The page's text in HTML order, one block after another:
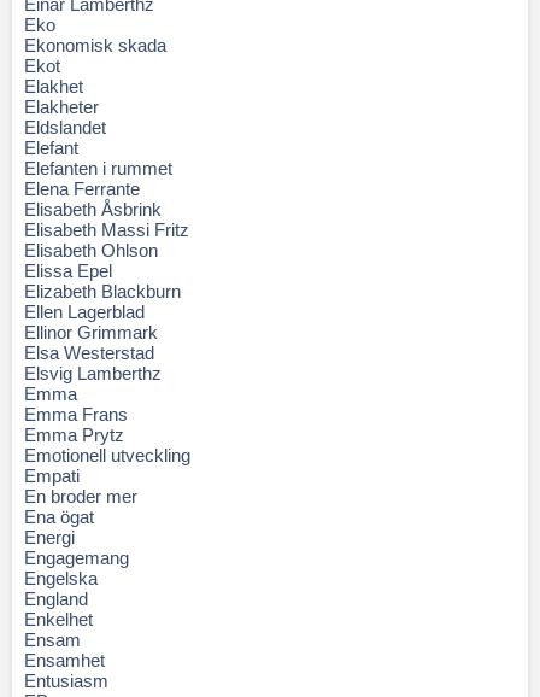
Einar Lamberthz
Eko
Ekonomisk skada
Ekot
Elakhet
Elakheter
Eldslandet
Elefant
Elefanten i rummet
Elena Ferrante
Elisabeth Åsbrink
Elisabeth Massi Fritz
Elisabeth Ohlson
Elissa Epel
Elizabeth Blackburn
Ellen Lagerblad
Ellinor Grimmark
Elsa Westerstad
Elsvig Lamberthz
Emma
Emma Frans
Emma Prytz
Emotionell utveckling
Empati
En broder mer
Ena ögat
Energi
Engagemang
Engelska
England
Enkelhet
Ensam
Ensamhet
Entusiasm